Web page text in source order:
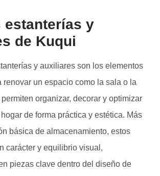
variantes.
Las
opciones
pueden
elegir
en
página
estanterías y
de Kuqui
y auxiliares son los elementos
renovar un espacio como la sala o la
organizar, decorar y optimizar
de forma práctica y estética. Más
básica de almacenamiento, estos
carácter y equilibrio visual,
piezas clave dentro del diseño de